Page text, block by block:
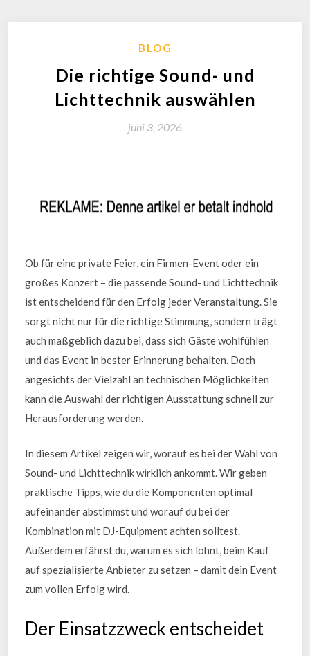
BLOG
Die richtige Sound- und
Lichttechnik auswählen
juni 3, 2026
Ob für eine private Feier, ein Firmen-Event oder ein
großes Konzert – die passende Sound- und Lichttechnik
ist entscheidend für den Erfolg jeder Veranstaltung. Sie
sorgt nicht nur für die richtige Stimmung, sondern trägt
auch maßgeblich dazu bei, dass sich Gäste wohlfühlen
und das Event in bester Erinnerung behalten. Doch
angesichts der Vielzahl an technischen Möglichkeiten
kann die Auswahl der richtigen Ausstattung schnell zur
Herausforderung werden.
In diesem Artikel zeigen wir, worauf es bei der Wahl von
Sound- und Lichttechnik wirklich ankommt. Wir geben
praktische Tipps, wie du die Komponenten optimal
aufeinander abstimmst und worauf du bei der
Kombination mit DJ-Equipment achten solltest.
Außerdem erfährst du, warum es sich lohnt, beim Kauf
auf spezialisierte Anbieter zu setzen – damit dein Event
zum vollen Erfolg wird.
Der Einsatzzweck entscheidet